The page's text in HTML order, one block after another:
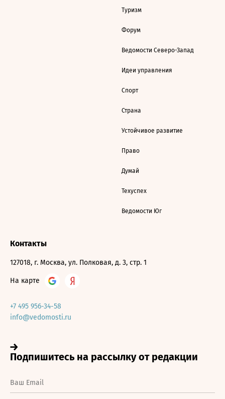
Туризм
Форум
Ведомости Северо-Запад
Идеи управления
Спорт
Страна
Устойчивое развитие
Право
Думай
Техуспех
Ведомости Юг
Контакты
127018, г. Москва, ул. Полковая, д. 3, стр. 1
На карте
+7 495 956-34-58
info@vedomosti.ru